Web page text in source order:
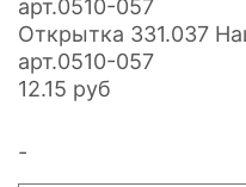
Открытка 331.037
арт.0510-057
12.15 руб
-